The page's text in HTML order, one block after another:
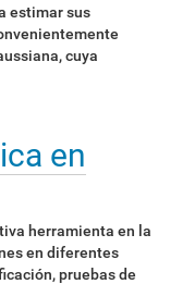
estimar sus
cuya
en
herramienta en la
en diferentes
pruebas de